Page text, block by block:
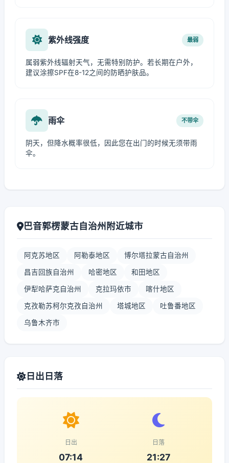
紫外线强度 最弱
属弱紫外线辐射天气，无需特别防护。若长期在户外，
建议涂擦SPF在8-12之间的防晒护肤品。
雨伞 不带伞
阴天，但降水概率很低，因此您在出门的时候无须带雨
伞。
巴音郭楞蒙古自治州附近城市
阿克苏地区 阿勒泰地区 博尔塔拉蒙古自治州
昌吉回族自治州 哈密地区 和田地区
伊犁哈萨克自治州 克拉玛依市 喀什地区
克孜勒苏柯尔克孜自治州 塔城地区 吐鲁番地区
乌鲁木齐市
日出日落
日出
07:14
日落
21:27